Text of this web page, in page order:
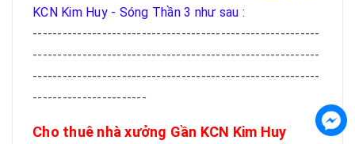
KCN Kim Huy - Sóng Thần 3 như sau :
----------------------------------------------------------
----------------------------------------------------------
----------------------------------------------------------
-----------------------
Cho thuê nhà xưởng Gần KCN Kim Huy